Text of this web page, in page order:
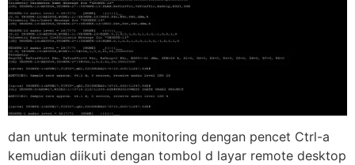
dan untuk terminate monitoring dengan pencet Ctrl-a
kemudian diikuti dengan tombol d layar remote desktop